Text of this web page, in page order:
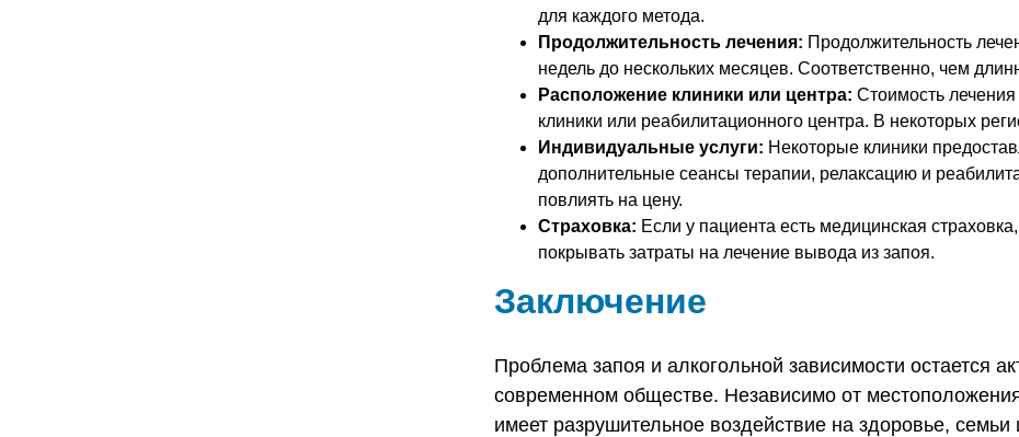
для каждого метода.
Продолжительность лечения: Продолжительность
недель до нескольких месяцев. Соответственно, чем
Расположение клиники или центра: Стоимость
клиники или реабилитационного центра. В некоторых
Индивидуальные услуги: Некоторые клиники
дополнительные сеансы терапии, релаксацию и
повлиять на цену.
Страховка: Если у пациента есть медицинская
покрывать затраты на лечение вывода из запоя.
Заключение
Проблема запоя и алкогольной зависимости остается
современном обществе. Независимо от
имеет разрушительное воздействие на здоровье,